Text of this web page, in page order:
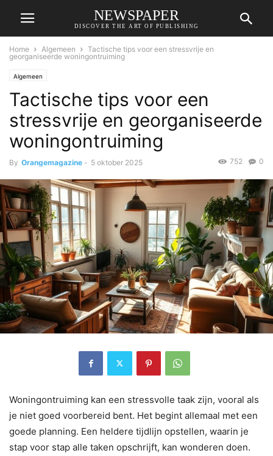
NEWSPAPER
DISCOVER THE ART OF PUBLISHING
Home Algemeen
Tactische tips voor een stressvrije en
georganiseerde woningontruiming
Algemeen
Tactische tips voor een
stressvrije en georganiseerde
woningontruiming
By Orangemagazine - 5 oktober 2025 0
752
Woningontruiming kan een stressvolle taak zijn, vooral als
je niet goed voorbereid bent. Het begint allemaal met een
goede planning. Een heldere tijdlijn opstellen, waarin je
stap voor stap alle taken opschrijft, kan wonderen doen.